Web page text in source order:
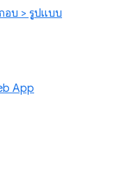
อบ > รูปแบบ
App